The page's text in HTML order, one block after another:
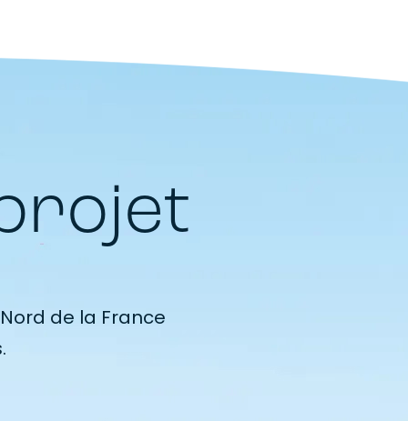
de la France